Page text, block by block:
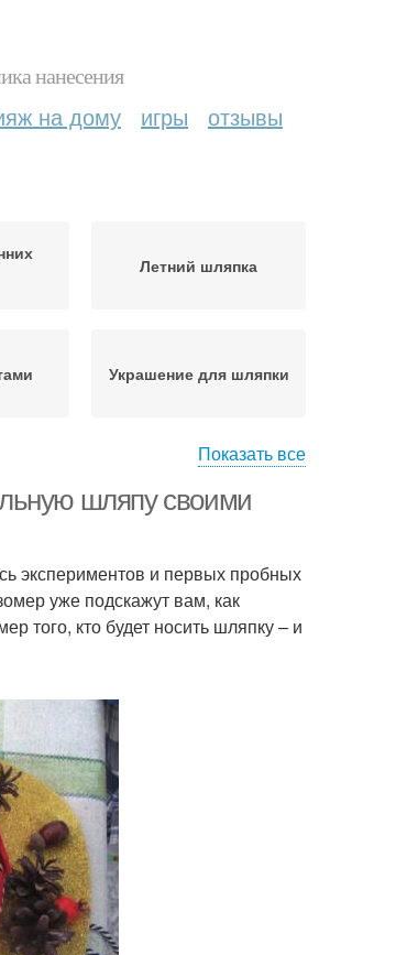
нанесения
на дому игры отзывы
Летний шляпка
Украшение для шляпки
Показать все
шляпу своими
экспериментов и первых пробных
уже подскажут вам, как
того, кто будет носить шляпку – и